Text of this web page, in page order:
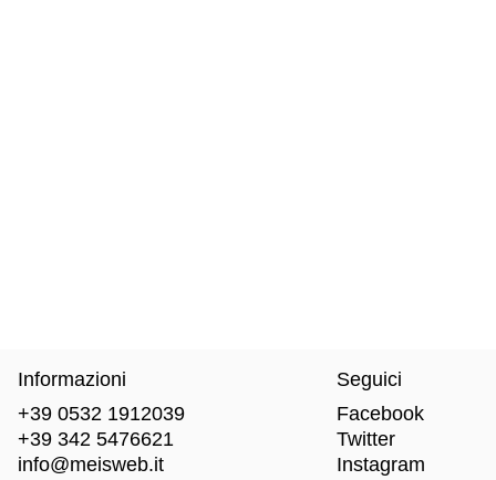
Informazioni
+39 0532 1912039
+39 342 5476621
info@meisweb.it
Seguici
Facebook
Twitter
Instagram